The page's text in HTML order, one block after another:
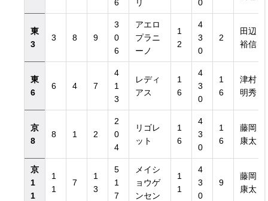
6
リ
0
東
3
3 8 9
3
0
6
アエロ
プラニ
ーノ
1
2
4
3
0
2
田辺
裕信
東
6
6 4 7
4
1
3
レディ
アス
1
6
4
3
0
1
6
津村
明秀
京
8
8 1 2
2
0
4
リゴレ
ット
1
6
4
3
0
1
6
藤岡
康太
京
1
1
1
1
7
1
3
5
1
7
メイシ
ョウゲ
ンセン
1
1
4
3
0
9
藤岡
康太